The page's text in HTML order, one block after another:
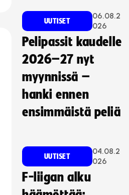
UUTISET
06.08.2
026
Pelipassit kaudelle
2026–27 nyt
myynnissä –
hanki ennen
ensimmäistä peliä
UUTISET
04.08.2
026
F-liigan alku